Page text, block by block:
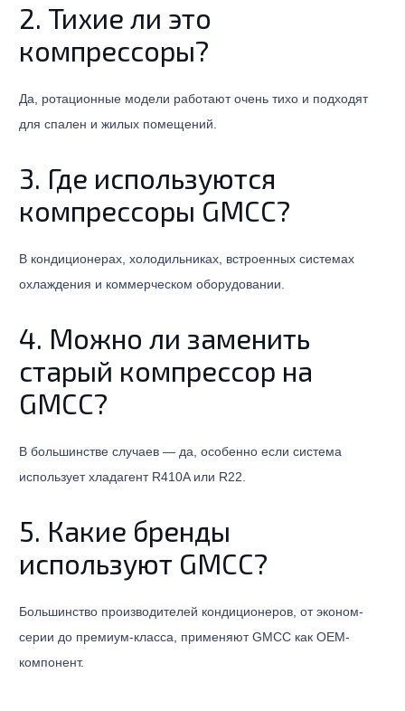
2. Тихие ли это
компрессоры?
Да, ротационные модели работают очень тихо и подходят
для спален и жилых помещений.
3. Где используются
компрессоры GMCC?
В кондиционерах, холодильниках, встроенных системах
охлаждения и коммерческом оборудовании.
4. Можно ли заменить
старый компрессор на
GMCC?
В большинстве случаев — да, особенно если система
использует хладагент R410A или R22.
5. Какие бренды
используют GMCC?
Большинство производителей кондиционеров, от эконом-
серии до премиум-класса, применяют GMCC как OEM-
компонент.